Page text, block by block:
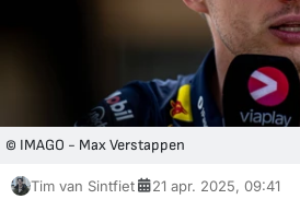
© IMAGO - Max Verstappen
Tim van Sintfiet 21 apr. 2025, 09:41